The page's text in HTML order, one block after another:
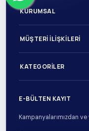
KURUMSAL
MÜŞTERI İLIŞKILERI
KATEGORILER
E-BÜLTEN KAYIT
Kampanyalarımızdan